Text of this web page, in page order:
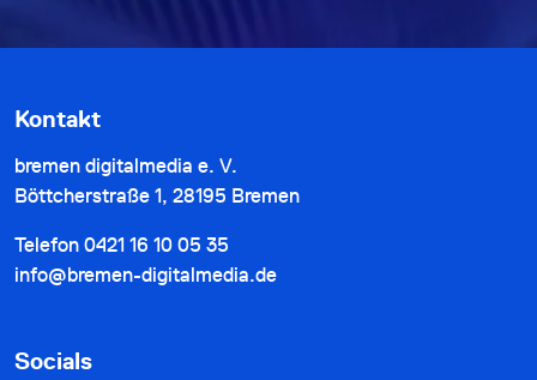
Kontakt
bremen digitalmedia e. V.
Böttcherstraße 1, 28195 Bremen
Telefon 0421 16 10 05 35
info@bremen-digitalmedia.de
Socials